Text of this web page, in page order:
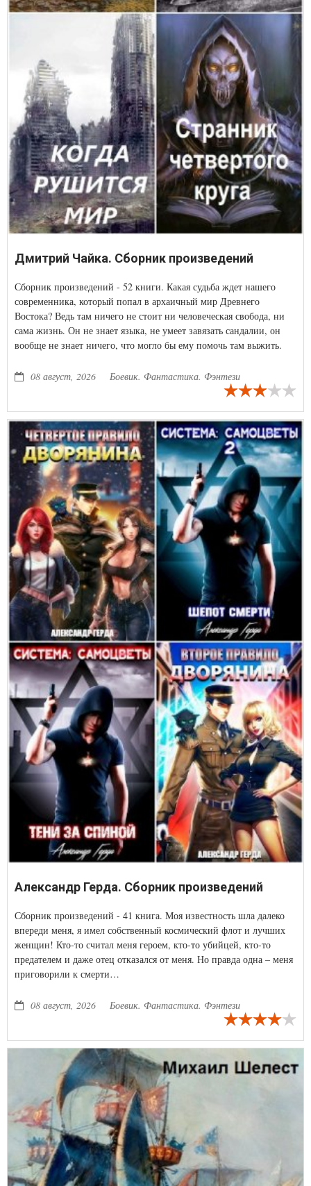
Дмитрий Чайка. Сборник произведений
Сборник произведений - 52 книги. Какая судьба ждет нашего
современника, который попал в архаичный мир Древнего
Востока? Ведь там ничего не стоит ни человеческая свобода, ни
сама жизнь. Он не знает языка, не умеет завязать сандалии, он
вообще не знает ничего, что могло бы ему помочь там выжить.
08 август, 2026
Боевик. Фантастика. Фэнтези
Александр Герда. Сборник произведений
Сборник произведений - 41 книга. Моя известность шла далеко
впереди меня, я имел собственный космический флот и лучших
женщин! Кто-то считал меня героем, кто-то убийцей, кто-то
предателем и даже отец отказался от меня. Но правда одна – меня
приговорили к смерти…
08 август, 2026 Боевик. Фантастика. Фэнтези